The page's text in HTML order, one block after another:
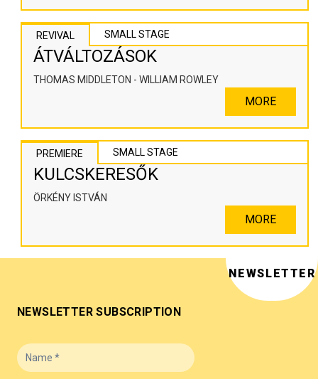
REVIVAL SMALL STAGE
ÁTVÁLTOZÁSOK
THOMAS MIDDLETON - WILLIAM ROWLEY
MORE
PREMIERE SMALL STAGE
KULCSKERESŐK
ÖRKÉNY ISTVÁN
MORE
NEWSLETTER
NEWSLETTER SUBSCRIPTION